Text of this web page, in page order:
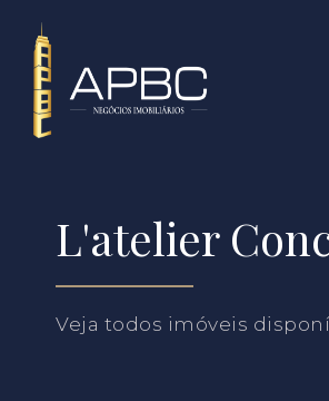
L'atelier
Veja todos imóveis